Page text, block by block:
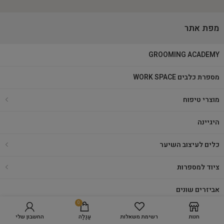
מפת אתר
GROOMING ACADEMY
מספרת כלבים WORK SPACE
מוצרי טיפוח
היגיינה
כלים לעיצוב השיער
ציוד למספרות
אביזרים שונים
מספרות (מועדון)
חנות רשימת משאלות
0
עֲגָלָה החשבון שלי